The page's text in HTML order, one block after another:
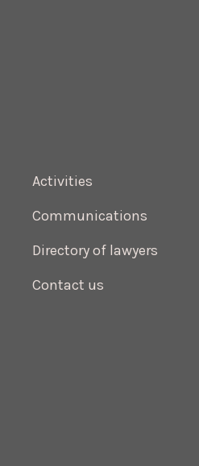
Activities
Communications
Directory of lawyers
Contact us